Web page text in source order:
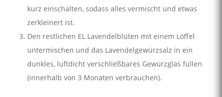
kurz einschalten, sodass alles vermischt und etwas
zerkleinert ist.
Den restlichen EL Lavendelblüten mit einem Löffel
untermischen und das Lavendelgewürzsalz in ein
dunkles, luftdicht verschließbares Gewürzglas füllen
(innerhalb von 3 Monaten verbrauchen).